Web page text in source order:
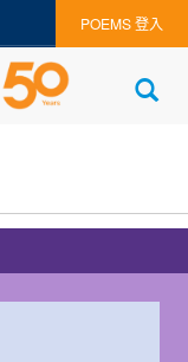
POEMS 登入